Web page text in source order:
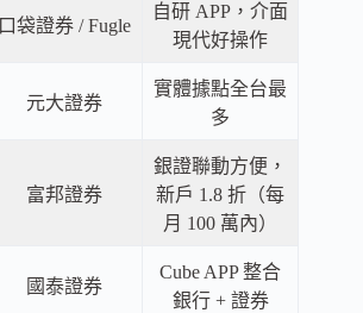
口袋證券 / Fugle
自研 APP，介面
現代好操作
元大證券
實體據點全台最
多
富邦證券
銀證聯動方便，
新戶 1.8 折（每
月 100 萬內）
國泰證券
Cube APP 整合
銀行 + 證券